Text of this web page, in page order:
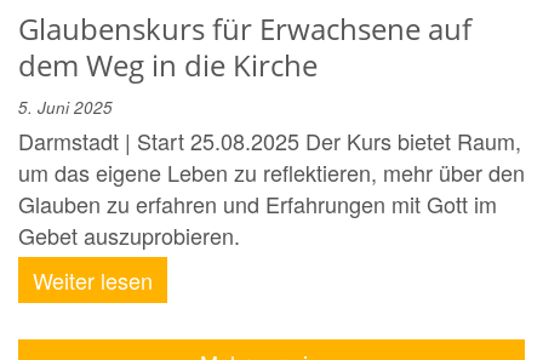
Glaubenskurs für Erwachsene auf
dem Weg in die Kirche
5. Juni 2025
Darmstadt | Start 25.08.2025 Der Kurs bietet Raum,
um das eigene Leben zu reflektieren, mehr über den
Glauben zu erfahren und Erfahrungen mit Gott im
Gebet auszuprobieren.
Weiter lesen